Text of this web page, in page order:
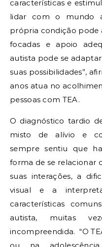
características e
lidar com o mundo
própria condição pode
focadas e apoio
autista pode se
suas possibilidades”,
anos atua no
pessoas com TEA.
O diagnóstico tardio
misto de alívio e
sempre sentiu que
forma de se relacionar
suas interações, a
visual e a
características
autista, muitas
incompreendida. “O